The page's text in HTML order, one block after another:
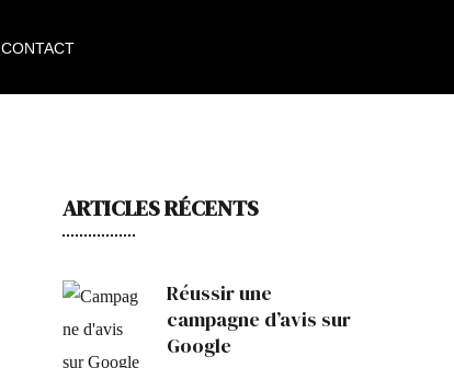
CONTACT
ARTICLES RÉCENTS
Réussir une
campagne d’avis sur
Google